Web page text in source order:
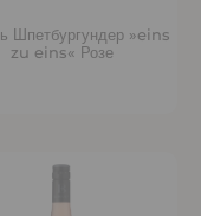
Шпетбургундер »eins
zu eins« Розе